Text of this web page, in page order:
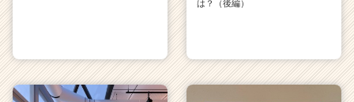
は？（後編）